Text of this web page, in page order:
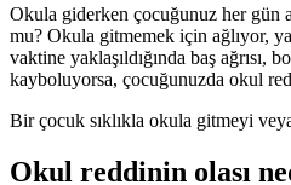
Okula giderken çocuğunuz her gün
mu? Okula gitmemek için ağlıyor,
vaktine yaklaşıldığında baş ağrısı,
kayboluyorsa, çocuğunuzda okul
Bir çocuk sıklıkla okula gitmeyi
Okul reddinin olası